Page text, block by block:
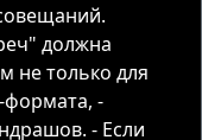
должна
не только для
-
- Если